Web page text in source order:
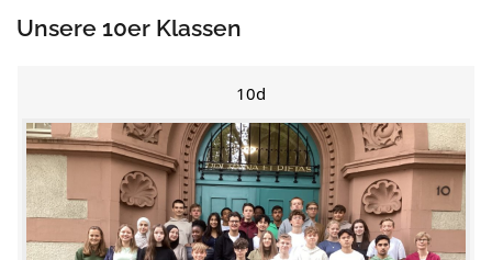
Unsere 10er Klassen
10d